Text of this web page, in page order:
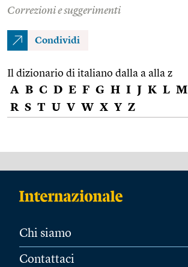
Correzioni e suggerimenti
Condividi
Il dizionario di italiano dalla a alla z
A B C D E F G H I J K L M
R S T U V W X Y Z
Chi siamo
Contattaci